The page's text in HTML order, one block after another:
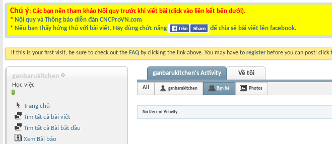
Chú ý: Các bạn nên tham khảo Nội quy trước khi viết bài (click vào liên kết bên dưới).
* Nội quy và Thông báo diễn đàn CNCProVN.com
* Nếu bạn thấy hứng thú với bài viết. Hãy dùng chức năng để chia sẻ bài viết lên facebook.
If this is your first visit, be sure to check out the FAQ by clicking the link above. You may have to register before you can post:
ganbarukitchen
Học việc
Trang chủ
Tìm tất cả bài viết
Tìm tất cả Bài bắt đầu
Xem Bài báo
ganbarukitchen's Activity Về tôi
All ganbarukitchen Bạn bè Photos
No Recent Activity